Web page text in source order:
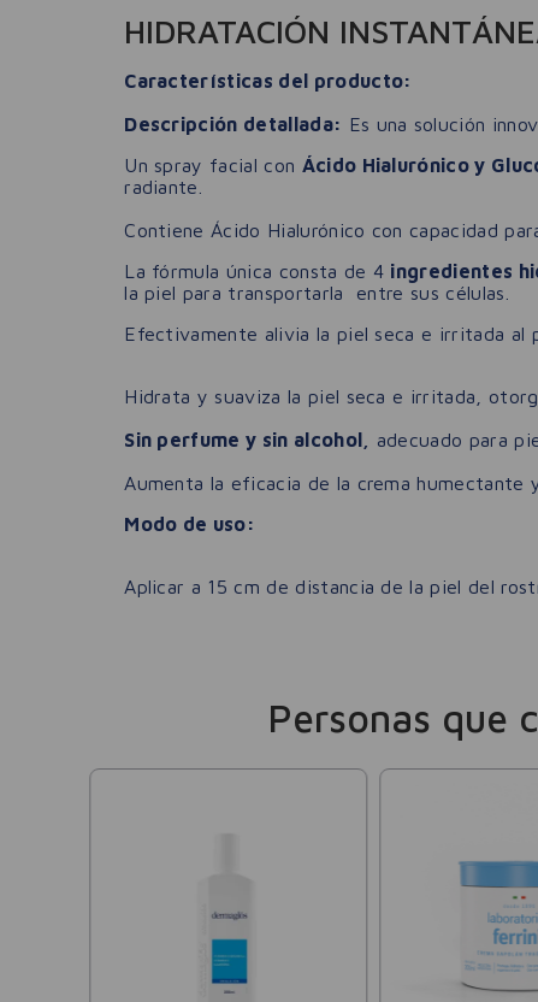
HIDRATACIÓN
Características del producto:
Descripción detallada: Es una solución
Un spray facial con Ácido Hialurónico y
radiante.
Contiene Ácido Hialurónico con capacidad
La fórmula única consta de 4 ingredientes
la piel para transportarla entre sus células.
Efectivamente alivia la piel seca e irritada al
Hidrata y suaviza la piel seca e irritada,
Sin perfume y sin alcohol,
adecuado para
Aumenta la eficacia de la crema humectante
Modo de uso:
Aplicar a 15 cm de distancia de la piel del
Personas que